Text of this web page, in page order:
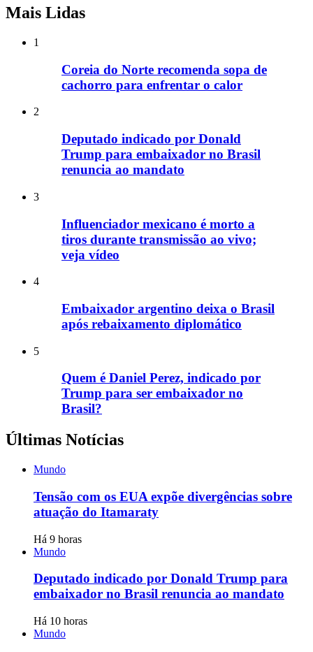
Mais Lidas
1
Coreia do Norte recomenda sopa de
cachorro para enfrentar o calor
2
Deputado indicado por Donald
Trump para embaixador no Brasil
renuncia ao mandato
3
Influenciador mexicano é morto a
tiros durante transmissão ao vivo;
veja vídeo
4
Embaixador argentino deixa o Brasil
após rebaixamento diplomático
5
Quem é Daniel Perez, indicado por
Trump para ser embaixador no
Brasil?
Últimas Notícias
Mundo
Tensão com os EUA expõe divergências sobre
atuação do Itamaraty
Há 9 horas
Mundo
Deputado indicado por Donald Trump para
embaixador no Brasil renuncia ao mandato
Há 10 horas
Mundo